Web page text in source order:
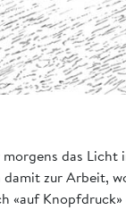
das Licht
zur Arbeit,
«auf